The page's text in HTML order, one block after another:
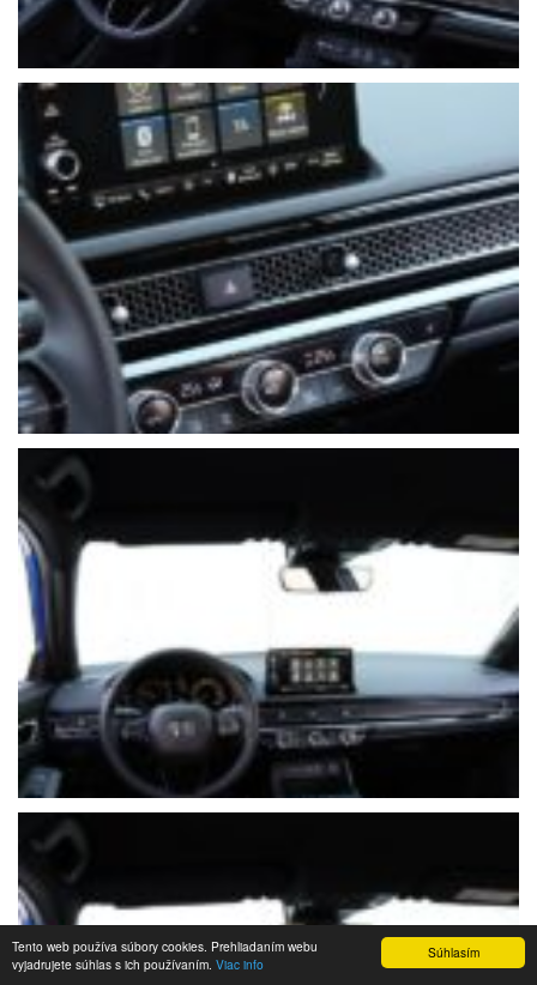
Súhlasím
Tento web používa súbory cookies. Prehliadaním webu
vyjadrujete súhlas s ich používaním. Viac info